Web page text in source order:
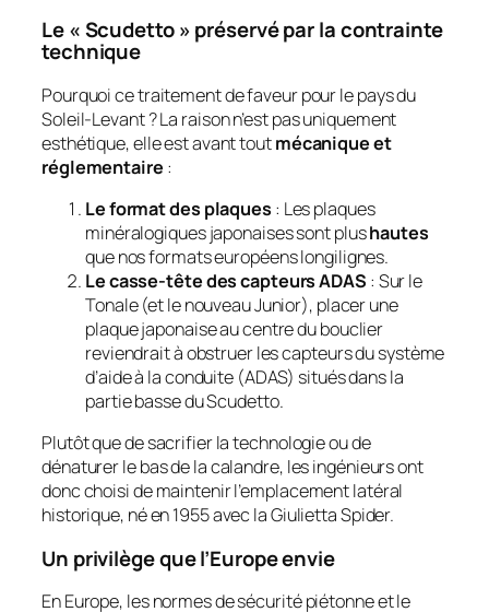
Le « Scudetto » préservé par la contrainte
technique
Pourquoi ce traitement de faveur pour le pays du
Soleil-Levant ? La raison n’est pas uniquement
esthétique, elle est avant toutmécanique et
réglementaire :
Le format des plaques : Les plaques
minéralogiques japonaises sont plushautes
que nos formats européens longilignes.
Le casse-tête des capteurs ADAS : Sur le
Tonale (et le nouveau Junior), placer une
plaque japonaise au centre du bouclier
reviendrait à obstruer les capteurs du système
d’aide à la conduite (ADAS) situés dans la
partie basse du Scudetto.
Plutôt que de sacrifier la technologie ou de
dénaturer le bas de la calandre, les ingénieurs ont
donc choisi de maintenir l’emplacement latéral
historique, né en 1955 avec la Giulietta Spider.
Un privilège que l’Europe envie
En Europe, les normes de sécurité piétonne et le